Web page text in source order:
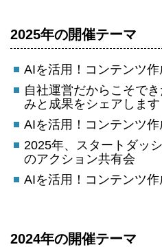
2025年の開催テーマ
AIを活用！コンテンツ
自社運営だからこそで
みと成果をシェアします
AIを活用！コンテンツ
2025年、スタートダッ
のアクション共有会
AIを活用！コンテンツ
2024年の開催テーマ